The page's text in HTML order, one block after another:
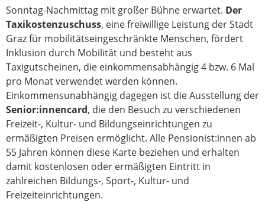
Sonntag-Nachmittag mit großer Bühne erwartet. Der
Taxikostenzuschuss, eine freiwillige Leistung der Stadt
Graz für mobilitätseingeschränkte Menschen, fördert
Inklusion durch Mobilität und besteht aus
Taxigutscheinen, die einkommensabhängig 4 bzw. 6 Mal
pro Monat verwendet werden können.
Einkommensunabhängig dagegen ist die Ausstellung der
Senior:innencard, die den Besuch zu verschiedenen
Freizeit-, Kultur- und Bildungseinrichtungen zu
ermäßigten Preisen ermöglicht. Alle Pensionist:innen ab
55 Jahren können diese Karte beziehen und erhalten
damit kostenlosen oder ermäßigten Eintritt in
zahlreichen Bildungs-, Sport-, Kultur- und
Freizeiteinrichtungen.